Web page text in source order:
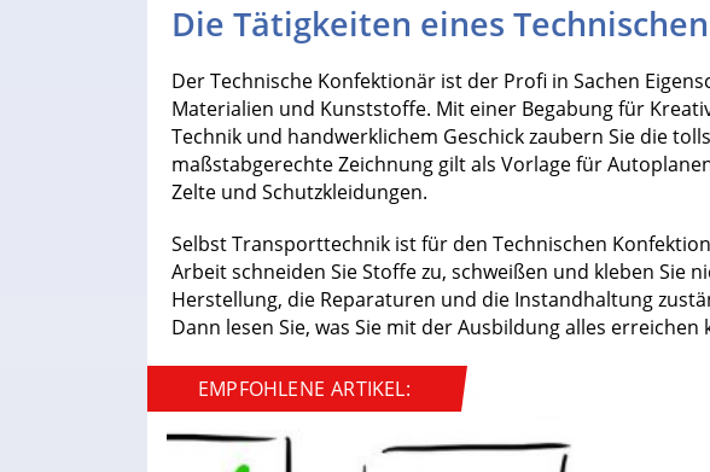
Die Tätigkeiten eines
Der Technische Konfektionär ist der Profi in Sachen
Materialien und Kunststoffe. Mit einer Begabung für
Technik und handwerklichem Geschick zaubern Sie die
maßstabgerechte Zeichnung gilt als Vorlage für
Zelte und Schutzkleidungen.
Selbst Transporttechnik ist für den Technischen
Arbeit schneiden Sie Stoffe zu, schweißen und kleben Sie
Herstellung, die Reparaturen und die Instandhaltung
Dann lesen Sie, was Sie mit der Ausbildung alles erreichen
EMPFOHLENE ARTIKEL:
Ihr